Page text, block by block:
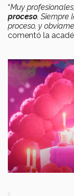
“Muy profesionales,
proceso. Siempre
proceso, y
comentó la